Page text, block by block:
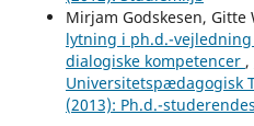
Mirjam Godskesen, Gitte
lytning i ph.d.-
dialogiske kompetencer ,
Universitetspædagogisk
(2013): Ph.d.-